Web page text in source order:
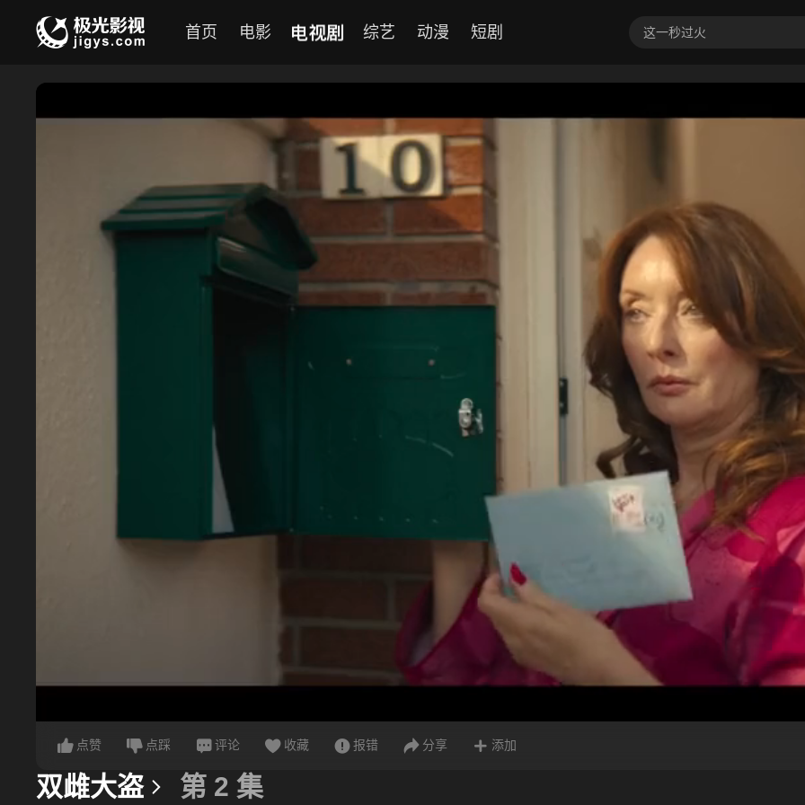
首页 电影 电视剧 综艺 动漫 短剧
点赞 点踩 评论 收藏 报错 分享 添加
双雌大盗 更多信息第 2 集